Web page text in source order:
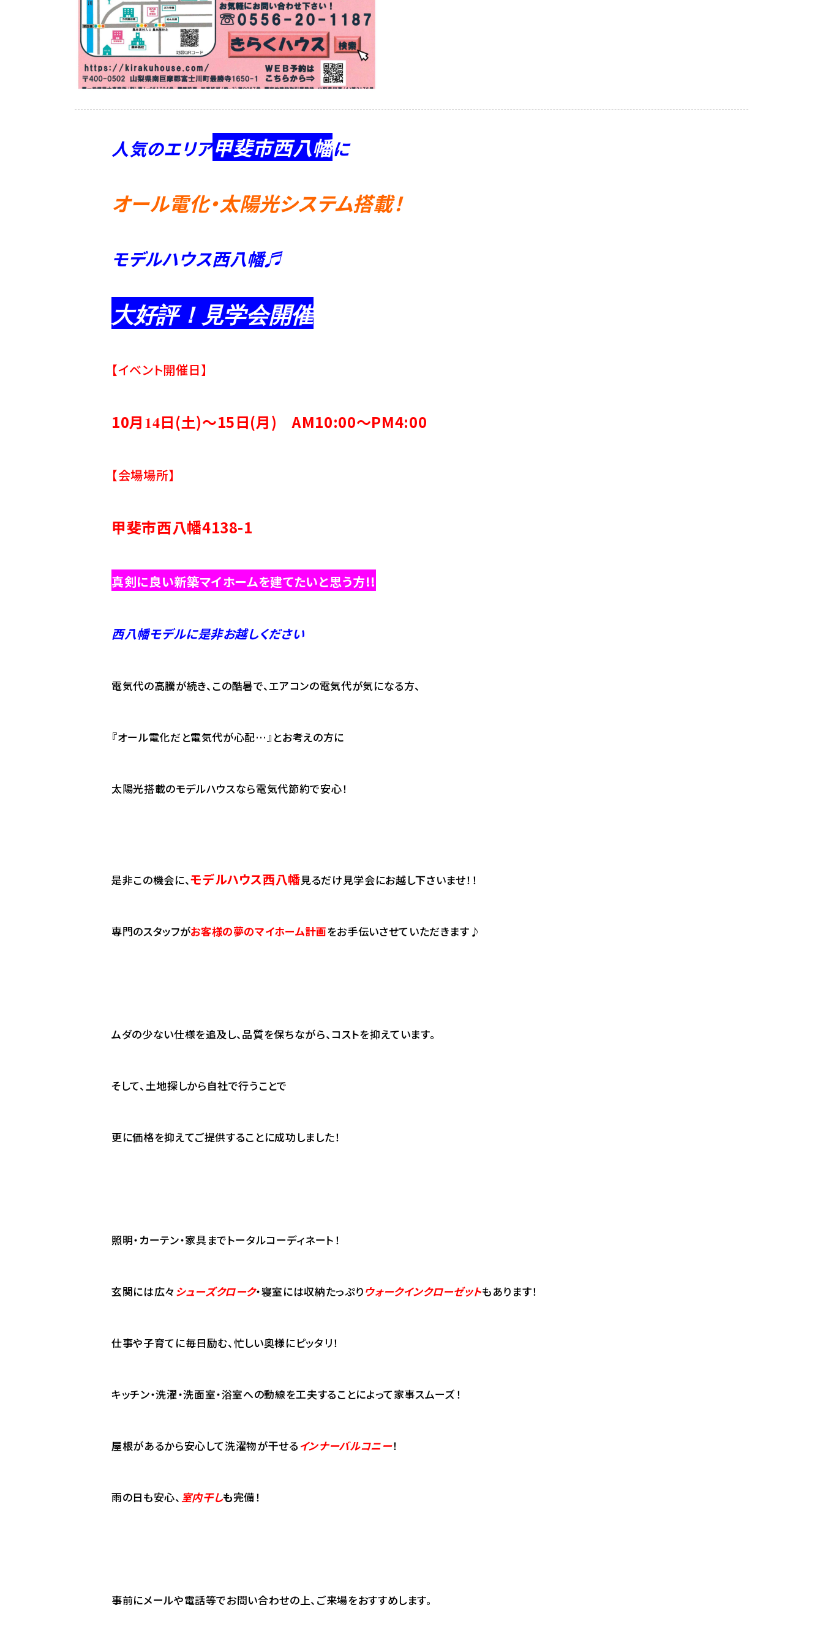
人気のエリア甲斐市西八幡に
オール電化・太陽光システム搭載！
モデルハウス西八幡♬
大好評！見学会開催
【イベント開催日】
10月14日(土)～15日(月) AM10:00～PM4:00
【会場場所】
甲斐市西八幡4138-1
真剣に良い新築マイホームを建てたいと思う方!!
西八幡モデルに是非お越しください
電気代の高騰が続き、この酷暑で、エアコンの電気代が気になる方、
『オール電化だと電気代が心配…』とお考えの方に
太陽光搭載のモデルハウスなら電気代節約で安心！
是非この機会に、モデルハウス西八幡見るだけ見学会にお越し下さいませ！！
専門のスタッフがお客様の夢のマイホーム計画をお手伝いさせていただきます♪
ムダの少ない仕様を追及し、品質を保ちながら、コストを抑えています。
そして、土地探しから自社で行うことで
更に価格を抑えてご提供することに成功しました！
照明・カーテン・家具までトータルコーディネート！
玄関には広々 シューズクローク・寝室には収納たっぷりウォークインクローゼットもあります！
仕事や子育てに毎日励む、忙しい奥様にピッタリ！
キッチン・洗濯・洗面室・浴室への動線を工夫することによって家事スムーズ！
屋根があるから安心して洗濯物が干せるインナーバルコニー！
雨の日も安心、 室内干しも完備！
事前にメールや電話等でお問い合わせの上、ご来場をおすすめします。